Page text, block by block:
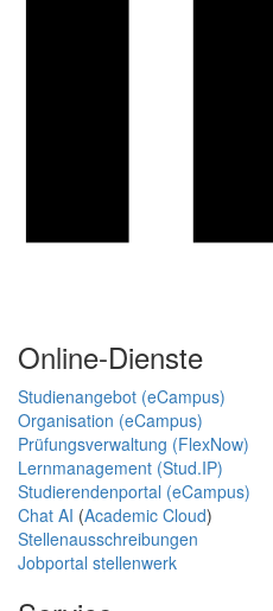
Online-Dienste
Studienangebot (eCampus)
Organisation (eCampus)
Prüfungsverwaltung (FlexNow)
Lernmanagement (Stud.IP)
Studierendenportal (eCampus)
Chat AI (Academic Cloud)
Stellenausschreibungen
Jobportal stellenwerk